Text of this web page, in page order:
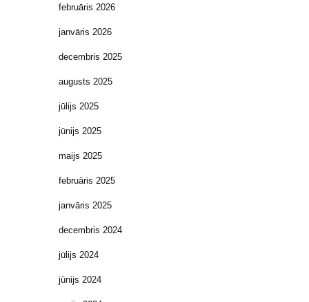
februāris 2026
janvāris 2026
decembris 2025
augusts 2025
jūlijs 2025
jūnijs 2025
maijs 2025
februāris 2025
janvāris 2025
decembris 2024
jūlijs 2024
jūnijs 2024